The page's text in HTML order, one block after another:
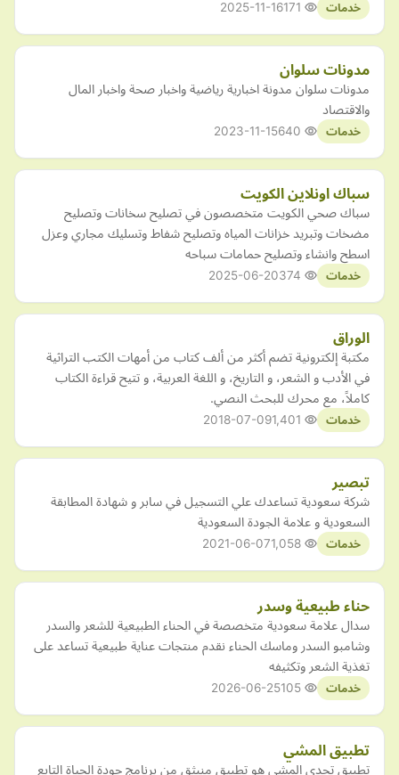
خدمات 2025-11-16
مدونات سلوان
مدونات سلوان مدونة اخبارية رياضية واخبار صحة واخبار المال
والاقتصاد
خدمات 2023-11-15
سباك اونلاين الكويت
سباك صحي الكويت متخصصون في تصليح سخانات وتصليح
مضخات وتبريد خزانات المياه وتصليح شفاط وتسليك مجاري وعزل
اسطح وانشاء وتصليح حمامات سباحه
خدمات 2025-06-20
الوراق
مكتبة إلكترونية تضم أكثر من ألف كتاب من أمهات الكتب التراثية
في الأدب و الشعر، و التاريخ، و اللغة العربية، و تتيح قراءة الكتاب
كاملاً، مع محرك للبحث النصي.
خدمات 2018-07-09
تبصير
شركة سعودية تساعدك علي التسجيل في سابر و شهادة المطابقة
السعودية و علامة الجودة السعودية
خدمات 2021-06-07
حناء طبيعية وسدر
سدال علامة سعودية متخصصة في الحناء الطبيعية للشعر والسدر
وشامبو السدر وماسك الحناء نقدم منتجات عناية طبيعية تساعد على
تغذية الشعر وتكثيفه
خدمات 2026-06-25
تطبيق المشي
تطبيق تحدي المشي هو تطبيق منبثق من برنامج جودة الحياة التابع